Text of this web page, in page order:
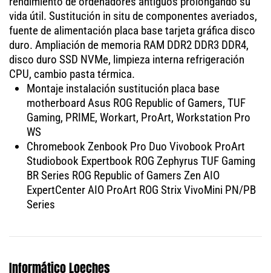
vida útil. Sustitución in situ de componentes averiados,
fuente de alimentación placa base tarjeta gráfica disco
duro. Ampliación de memoria RAM DDR2 DDR3 DDR4,
disco duro SSD NVMe, limpieza interna refrigeración
CPU, cambio pasta térmica.
Montaje instalación sustitución placa base
motherboard Asus ROG Republic of Gamers, TUF
Gaming, PRIME, Workart, ProArt, Workstation Pro
WS
Chromebook Zenbook Pro Duo Vivobook ProArt
Studiobook Expertbook ROG Zephyrus TUF Gaming
BR Series ROG Republic of Gamers Zen AIO
ExpertCenter AIO ProArt ROG Strix VivoMini PN/PB
Series
Informático Loeches